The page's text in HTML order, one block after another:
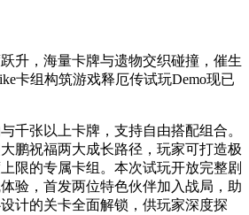
升，海量卡牌与遗物交织碰撞，催生
卡组构筑游戏释厄传试玩Demo现已
千张以上卡牌，支持自由搭配组合。
鹏祝福两大成长路径，玩家可打造极
限的专属卡组。本次试玩开放完整剧
验，首发两位特色伙伴加入战局，助
计的关卡全面解锁，供玩家深度探